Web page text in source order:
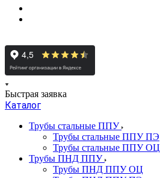
Быстрая заявка
Каталог
Трубы стальные ППУ
Трубы стальные ППУ ПЭ
Трубы стальные ППУ ОЦ
Трубы ПНД ППУ
Трубы ПНД ППУ ОЦ